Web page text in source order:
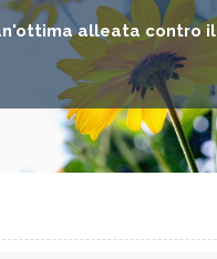
alleata contro il